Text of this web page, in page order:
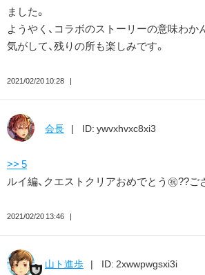
ました。
ようやく、コラボのストーリーの意味わか
気がして、残りの所も楽しみです。
2021/02/20 10:28
会長 ID: ywvxhvxc8xi3
>> 5
ルイ編、クエストクリアおめでとう㊗️??ご
2021/02/20 13:46
山ト進歩 ID: 2xwwpwgsxi3i